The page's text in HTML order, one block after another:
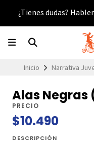
¿Tienes dudas?
Inicio Narrativa
Alas Negras
PRECIO
$10.490
DESCRIPCIÓN